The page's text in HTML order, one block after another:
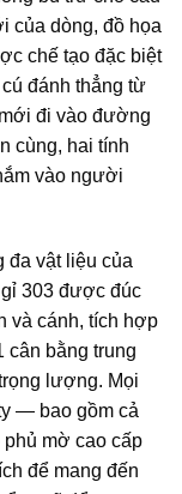
của dòng, đồ họa
chế tạo đặc biệt
đánh thẳng từ
đi vào đường
cùng, hai tính
vào người
vật liệu của
303 được đúc
và cánh, tích hợp
cân bằng trung
lượng. Mọi
— bao gồm cả
mờ cao cấp
để mang đến